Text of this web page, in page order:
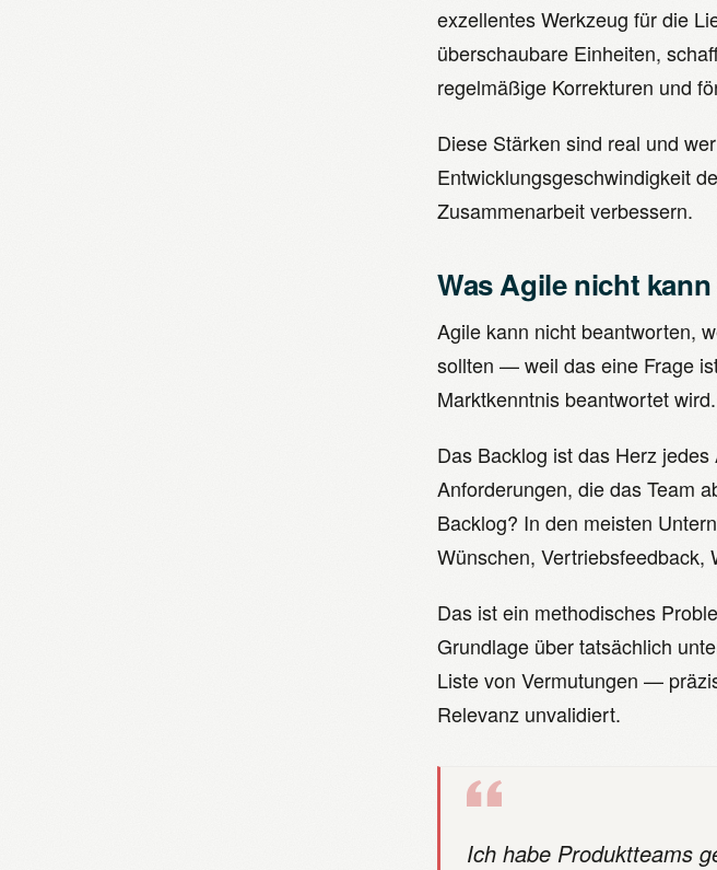
exzellentes Werkzeug für die
überschaubare Einheiten,
regelmäßige Korrekturen und
Diese Stärken sind real und
Entwicklungsgeschwindigkeit
Zusammenarbeit verbessern.
Was Agile nicht kann
Agile kann nicht beantworten,
sollten — weil das eine Frage
Marktkenntnis beantwortet wird.
Das Backlog ist das Herz
Anforderungen, die das Team
Backlog? In den meisten
Wünschen, Vertriebsfeedback,
Das ist ein methodisches
Grundlage über tatsächlich
Liste von Vermutungen —
Relevanz unvalidiert.
Ich habe Produktteams